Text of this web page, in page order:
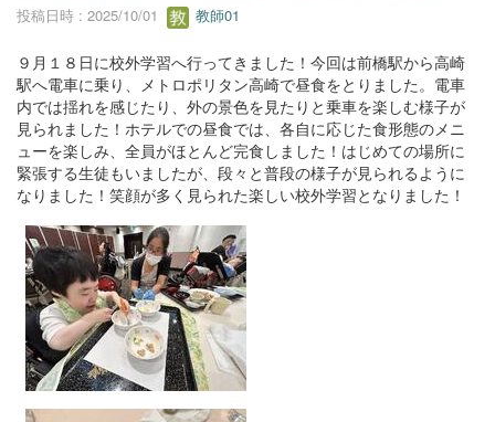
投稿日時 : 2025/10/01 教師01
９月１８日に校外学習へ行ってきました！今回は前橋駅から高崎
駅へ電車に乗り、メトロポリタン高崎で昼食をとりました。電車
内では揺れを感じたり、外の景色を見たりと乗車を楽しむ様子が
見られました！ホテルでの昼食では、各自に応じた食形態のメニ
ューを楽しみ、全員がほとんど完食しました！はじめての場所に
緊張する生徒もいましたが、段々と普段の様子が見られるように
なりました！笑顔が多く見られた楽しい校外学習となりました！